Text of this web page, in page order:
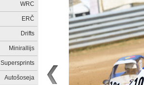
WRC
ERČ
Drifts
Minirallijs
Supersprints
Autošoseja